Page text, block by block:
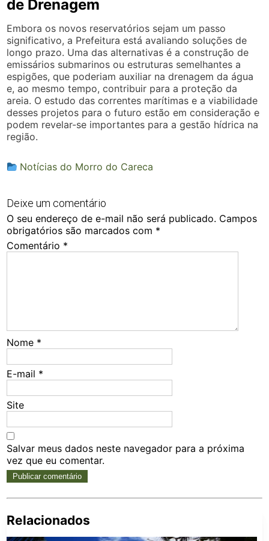
de Drenagem
Embora os novos reservatórios sejam um passo
significativo, a Prefeitura está avaliando soluções de
longo prazo. Uma das alternativas é a construção de
emissários submarinos ou estruturas semelhantes a
espigões, que poderiam auxiliar na drenagem da água
e, ao mesmo tempo, contribuir para a proteção da
areia. O estudo das correntes marítimas e a viabilidade
desses projetos para o futuro estão em consideração e
podem revelar-se importantes para a gestão hídrica na
região.
Notícias do Morro do Careca
Deixe um comentário
O seu endereço de e-mail não será publicado. Campos
obrigatórios são marcados com *
Comentário *
Nome *
E-mail *
Site
Salvar meus dados neste navegador para a próxima
vez que eu comentar.
Relacionados